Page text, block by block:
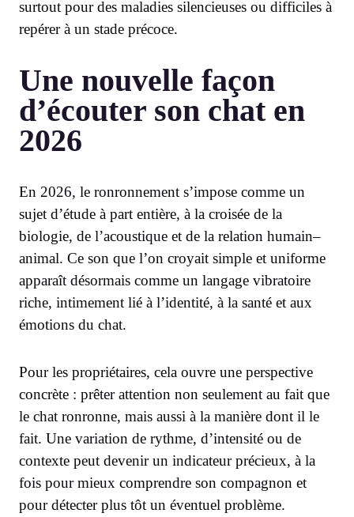
surtout pour des maladies silencieuses ou difficiles à
repérer à un stade précoce.
Une nouvelle façon
d’écouter son chat en
2026
En 2026, le ronronnement s’impose comme un
sujet d’étude à part entière, à la croisée de la
biologie, de l’acoustique et de la relation humain–
animal. Ce son que l’on croyait simple et uniforme
apparaît désormais comme un langage vibratoire
riche, intimement lié à l’identité, à la santé et aux
émotions du chat.
Pour les propriétaires, cela ouvre une perspective
concrète : prêter attention non seulement au fait que
le chat ronronne, mais aussi à la manière dont il le
fait. Une variation de rythme, d’intensité ou de
contexte peut devenir un indicateur précieux, à la
fois pour mieux comprendre son compagnon et
pour détecter plus tôt un éventuel problème.